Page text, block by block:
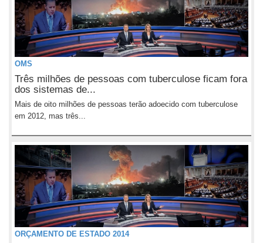
OMS
Três milhões de pessoas com tuberculose ficam fora
dos sistemas de...
Mais de oito milhões de pessoas terão adoecido com tuberculose
em 2012, mas três...
ORÇAMENTO DE ESTADO 2014